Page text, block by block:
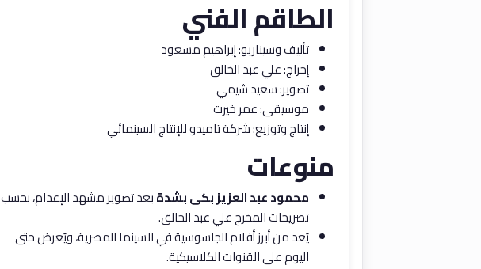
الطاقم الفني
تأليف وسيناريو: إبراهيم مسعود
إخراج: علي عبد الخالق
تصوير: سعيد شيمي
موسيقى: عمر خيرت
إنتاج وتوزيع: شركة تاميدو للإنتاج السينمائي
منوعات
محمود عبد العزيز بكى بشدةبعد تصوير مشهد الإعدام، بحسب
تصريحات المخرج علي عبد الخالق.
يُعد من أبرز أفلام الجاسوسية في السينما المصرية، ويُعرض حتى
اليوم على القنوات الكلاسيكية.